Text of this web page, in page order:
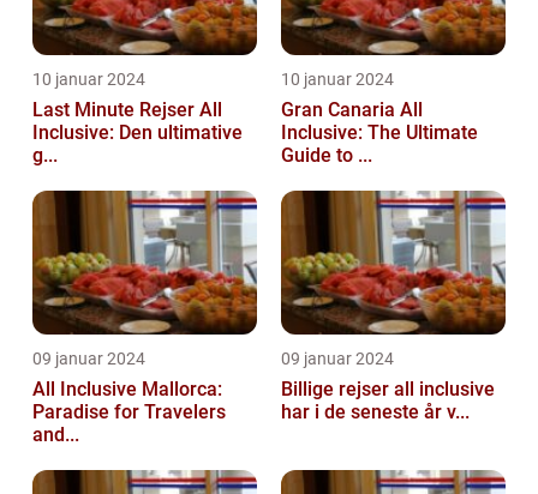
10 januar 2024
Last Minute Rejser All
Inclusive: Den ultimative
g...
10 januar 2024
Gran Canaria All
Inclusive: The Ultimate
Guide to ...
09 januar 2024
All Inclusive Mallorca:
Paradise for Travelers
and...
09 januar 2024
Billige rejser all inclusive
har i de seneste år v...